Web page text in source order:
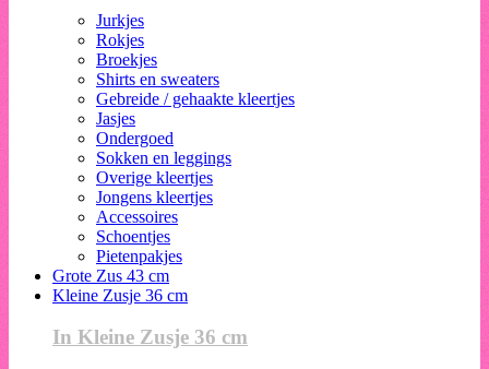
Jurkjes
Rokjes
Broekjes
Shirts en sweaters
Gebreide / gehaakte kleertjes
Jasjes
Ondergoed
Sokken en leggings
Overige kleertjes
Jongens kleertjes
Accessoires
Schoentjes
Pietenpakjes
Grote Zus 43 cm
Kleine Zusje 36 cm
In Kleine Zusje 36 cm